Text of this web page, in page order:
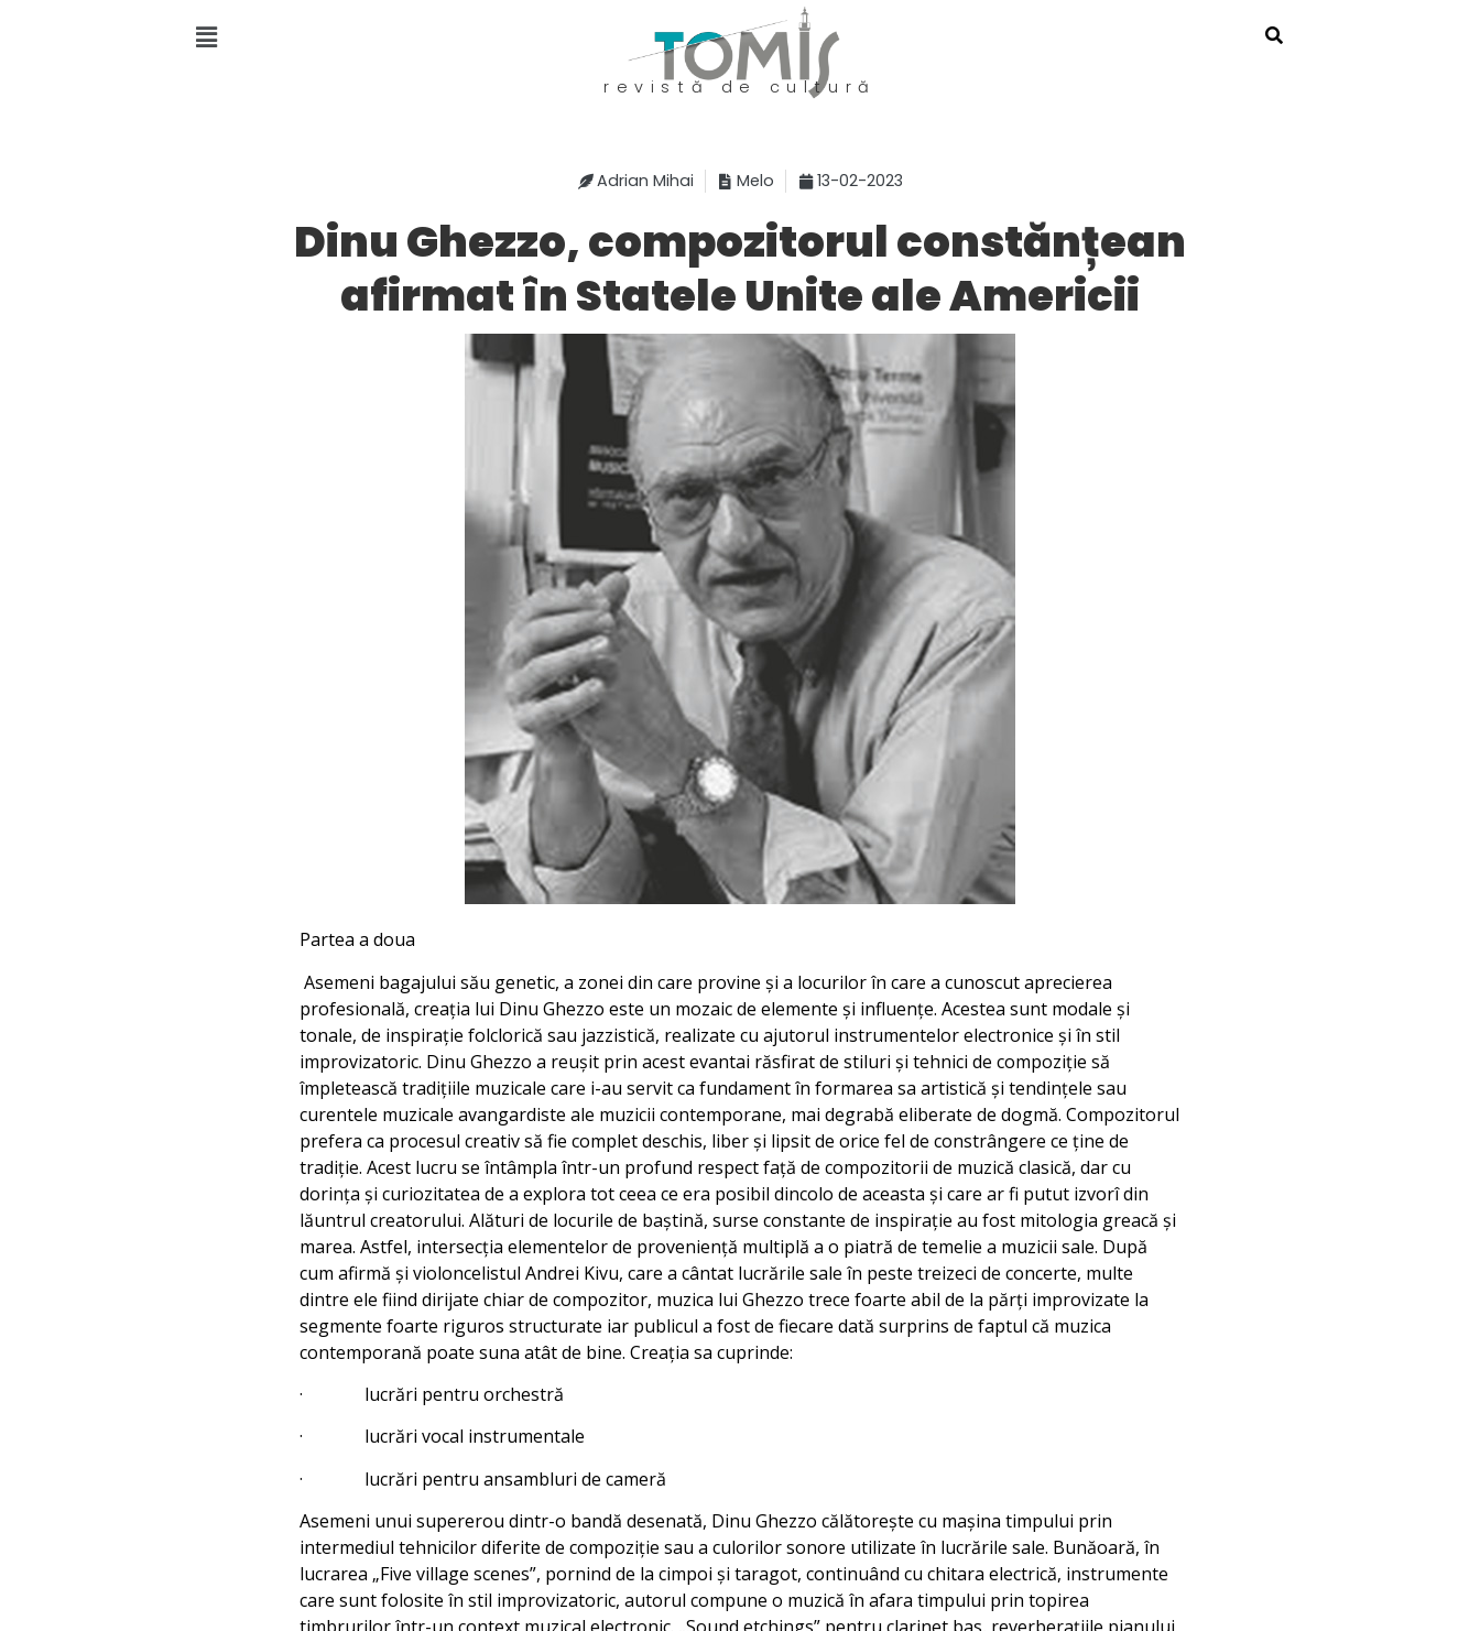
revistă de cultură
Adrian Mihai Melo 13-02-2023
Dinu Ghezzo, compozitorul constănțean
afirmat în Statele Unite ale Americii
Partea a doua
Asemeni bagajului său genetic, a zonei din care provine și a locurilor în care a cunoscut aprecierea
profesională, creația lui Dinu Ghezzo este un mozaic de elemente și influențe. Acestea sunt modale și
tonale, de inspirație folclorică sau jazzistică, realizate cu ajutorul instrumentelor electronice și în stil
improvizatoric. Dinu Ghezzo a reușit prin acest evantai răsfirat de stiluri și tehnici de compoziție să
împletească tradițiile muzicale care i-au servit ca fundament în formarea sa artistică și tendințele sau
curentele muzicale avangardiste ale muzicii contemporane, mai degrabă eliberate de dogmă. Compozitorul
prefera ca procesul creativ să fie complet deschis, liber și lipsit de orice fel de constrângere ce ține de
tradiție. Acest lucru se întâmpla într-un profund respect față de compozitorii de muzică clasică, dar cu
dorința și curiozitatea de a explora tot ceea ce era posibil dincolo de aceasta și care ar fi putut izvorî din
lăuntrul creatorului. Alături de locurile de baștină, surse constante de inspirație au fost mitologia greacă și
marea. Astfel, intersecția elementelor de proveniență multiplă a o piatră de temelie a muzicii sale. După
cum afirmă și violoncelistul Andrei Kivu, care a cântat lucrările sale în peste treizeci de concerte, multe
dintre ele fiind dirijate chiar de compozitor, muzica lui Ghezzo trece foarte abil de la părți improvizate la
segmente foarte riguros structurate iar publicul a fost de fiecare dată surprins de faptul că muzica
contemporană poate suna atât de bine. Creația sa cuprinde:
· lucrări pentru orchestră
· lucrări vocal instrumentale
· lucrări pentru ansambluri de cameră
Asemeni unui supererou dintr-o bandă desenată, Dinu Ghezzo călătorește cu mașina timpului prin
intermediul tehnicilor diferite de compoziție sau a culorilor sonore utilizate în lucrările sale. Bunăoară, în
lucrarea „Five village scenes”, pornind de la cimpoi și taragot, continuând cu chitara electrică, instrumente
care sunt folosite în stil improvizatoric, autorul compune o muzică în afara timpului prin topirea